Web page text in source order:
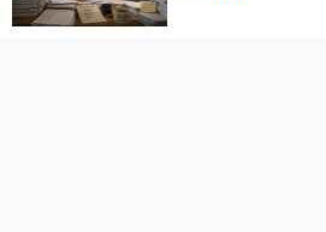
DOL IELTS Đình Lực